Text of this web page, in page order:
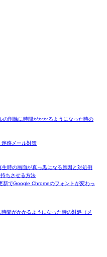
の削除に時間がかかるようになった時の
惑メール対策
時の画面が真っ黒になる原因と対処例
ちさせる方法
新でGoogle Chromeのフォントが変わっ
間がかかるようになった時の対処（メ